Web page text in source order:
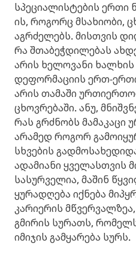
სპეციალისტების ერთი
ის, როგორც მსახიობი,
აგრძელებს. მისთვის
რა შთაბეჭდილებას
არის ხელოვანი
დეფორმაციის ერთ-
არის თამაში
ცხოვრებაში. ანუ,
რას გრძნობს მამაკაცი
არამედ როგორ
სხვების
ადამიანი ყველასთვის
სასურველია, მაშინ
ყურადღება იქნება
კარიერის
გმირის სურათს,
იმიჯის გამყარება სურს.